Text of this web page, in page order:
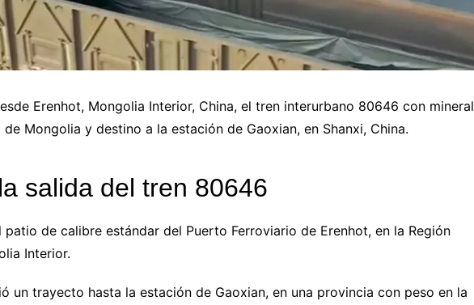
Erenhot, Mongolia Interior, China, el tren interurbano 80646 con mineral
Mongolia y destino a la estación de Gaoxian, en Shanxi, China.
salida del tren 80646
de calibre estándar del Puerto Ferroviario de Erenhot, en la Región
Interior.
un trayecto hasta la estación de Gaoxian, en una provincia con peso en la